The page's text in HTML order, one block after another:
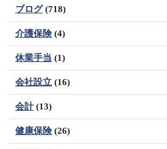
ブログ(718)
介護保険(4)
休業手当 (1)
会社設立 (16)
会計(13)
健康保険(26)